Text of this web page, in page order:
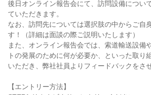
後日オンライン報告会にて、訪問設備につい
ていただきます。
なお、訪問先については選択肢の中からご自
す！（詳細は面談の際ご説明いたします）
また、オンライン報告会では、索道輸送設備
トの発展のために何が必要か、といった取り
いただき、弊社社員よりフィードバックをさ
【エントリー方法】